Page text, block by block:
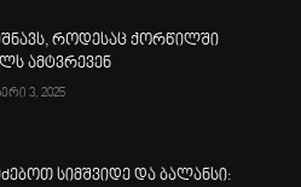
როდესაც ქორწილში
ამტვრევენ
3, 2025
სიმშვიდე და ბალანსი: